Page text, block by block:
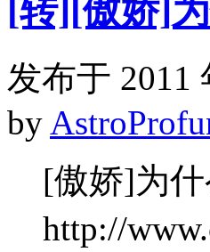
[转][傲娇]
发布于 2011
by
[傲娇]为
http://